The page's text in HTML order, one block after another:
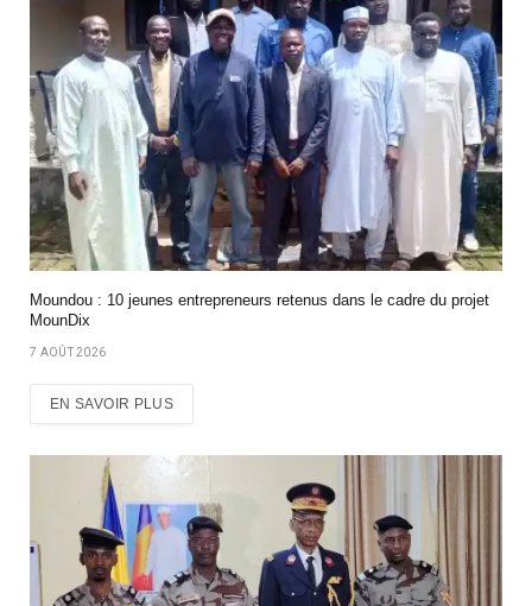
Moundou : 10 jeunes entrepreneurs retenus dans le cadre du projet
MounDix
7 AOÛT 2026
EN SAVOIR PLUS